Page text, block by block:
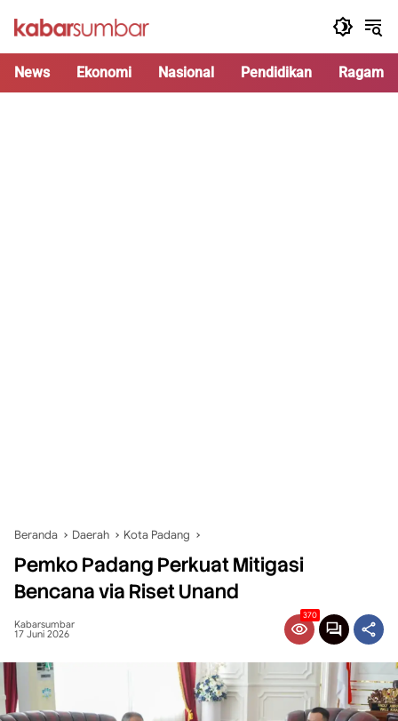
News Ekonomi Nasional Pendidikan Ragam
Beranda Daerah Kota Padang
Pemko Padang Perkuat Mitigasi
Bencana via Riset Unand
Kabarsumbar
17 Juni 2026
370